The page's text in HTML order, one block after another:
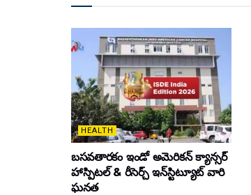
HEALTH
బసవతారకం ఇండో అమెరికన్ క్యాన్సర్
హాస్పిటల్ & రీసెర్చ్ ఇన్‌స్టిట్యూట్ వారి
ఘనత